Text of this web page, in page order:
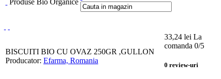
Produse Bio Organice
BISCUITI BIO CU OVAZ 250GR ,GULLON
Producator: Efarma, Romania
33,24 lei La
comanda 0/5
0 review-uri